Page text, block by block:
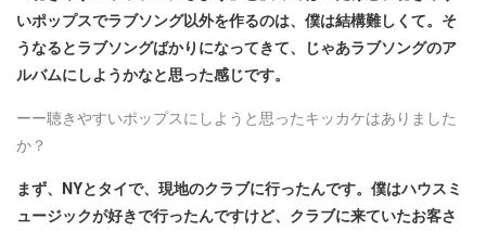
いポップスでラブソング以外を作るのは、僕は結構難しくて。そ
うなるとラブソングばかりになってきて、じゃあラブソングのア
ルバムにしようかなと思った感じです。
ーー聴きやすいポップスにしようと思ったキッカケはありました
か？
まず、NYとタイで、現地のクラブに行ったんです。僕はハウスミ
ュージックが好きで行ったんですけど、クラブに来ていたお客さ